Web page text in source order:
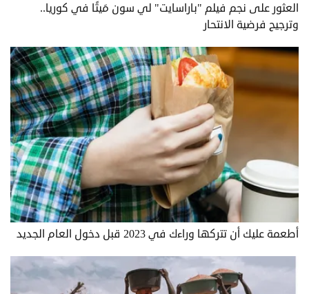
العثور على نجم فيلم "باراسايت" لي سون مَيتًا في كوريا..
وترجيح فرضية الانتحار
أطعمة عليك أن تتركها وراءك في 2023 قبل دخول العام الجديد